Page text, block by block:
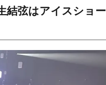
結弦はアイスショー